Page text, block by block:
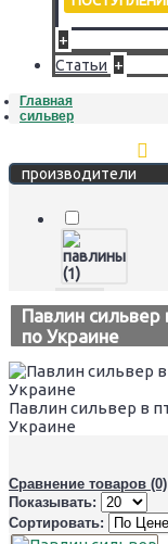
+
Статьи +
Главная
сильвер
производители
Павлин сильвер
по Украине
Павлин сильвер в
Украине
Сравнение товаров (0)
Показывать:
Сортировать: